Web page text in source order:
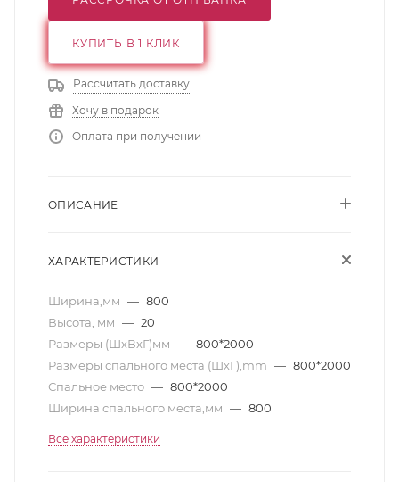
КУПИТЬ В 1 КЛИК
Рассчитать доставку
Хочу в подарок
Оплата при получении
ОПИСАНИЕ
ХАРАКТЕРИСТИКИ
Ширина,мм — 800
Высота, мм — 20
Размеры (ШхВхГ)мм — 800*2000
Размеры спального места (ШхГ),mm — 800*2000
Спальное место — 800*2000
Ширина спального места,мм — 800
Все характеристики